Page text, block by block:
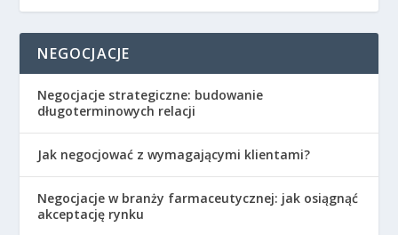
NEGOCJACJE
Negocjacje strategiczne: budowanie
długoterminowych relacji
Jak negocjować z wymagającymi klientami?
Negocjacje w branży farmaceutycznej: jak osiągnąć
akceptację rynku